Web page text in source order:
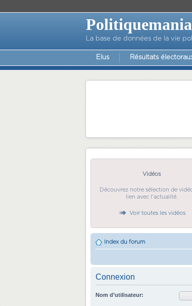
Politiquemania
La base de données de la vie
Elus Résultats
Vidéos
Découvrez notre sélection de
lien avec l'actualité.
Voir toutes les vidéos
Index du forum
Connexion
Nom d’utilisateur: